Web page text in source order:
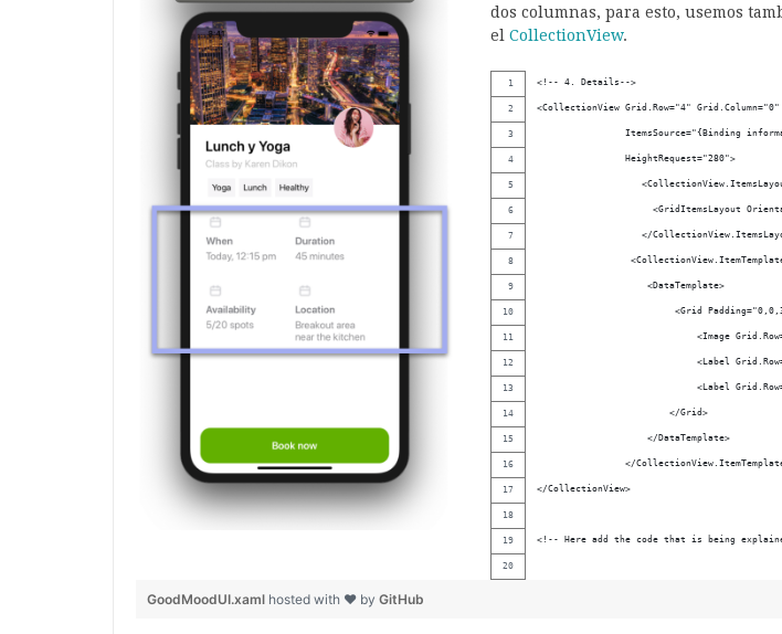
dos columnas, para esto, usemos
el CollectionView.
<!-- 4. Details-->
<CollectionView Grid.Row="4"
ItemsSource="{Binding
                HeightRequest="280">
<GridItemsLayout
</
                    <DataTemplate>
<Grid
<Image
<Label
<Label
                        </Grid>
                    </DataTemplate>
</
</CollectionView>
<!-- Here add the code that is being
GoodMoodUI.xaml hosted with ❤ by GitHub